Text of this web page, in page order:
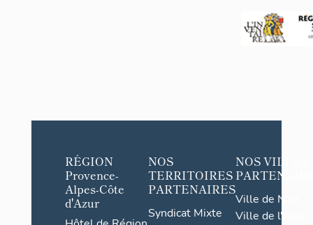
RÉGION
Provence-
Alpes-Côte
d'Azur
NOS
TERRITOIRES
PARTENAIRES
Syndicat Mixte
NOS VILLES
Ville de Nice
Ville de l'Isle-